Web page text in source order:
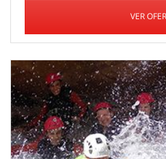
VER